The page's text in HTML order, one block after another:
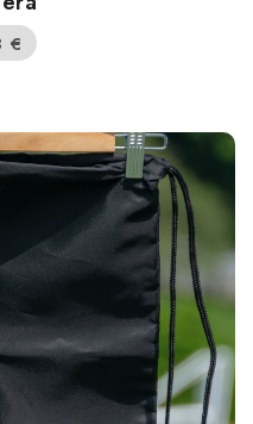
€